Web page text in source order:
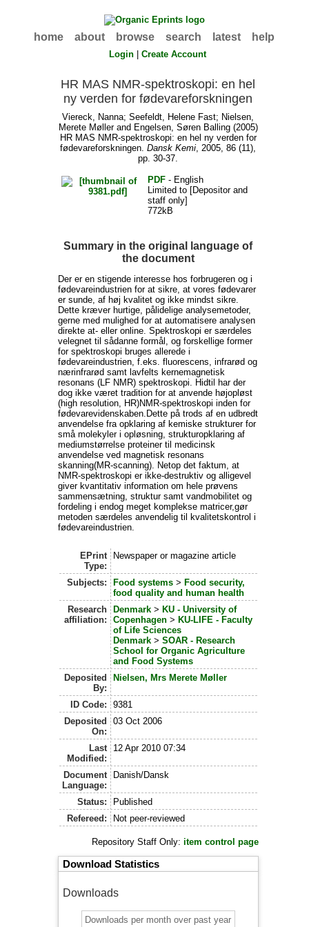
home about browse search latest help
Login |Create Account
HR MAS NMR-spektroskopi: en hel
ny verden for fødevareforskningen
Viereck, Nanna;Seefeldt, Helene Fast; Nielsen,
Merete Møllerand Engelsen, Søren Balling(2005)
HR MAS NMR-spektroskopi: en hel ny verden for
fødevareforskningen.Dansk Kemi, 2005, 86 (11),
pp. 30-37.
PDF- English
Limited to [Depositor and
staff only]
772kB
Summary in the original language of
the document
Der er en stigende interesse hos forbrugeren og i
fødevareindustrien for at sikre, at vores fødevarer
er sunde, af høj kvalitet og ikke mindst sikre.
Dette kræver hurtige, pålidelige analysemetoder,
gerne med mulighed for at automatisere analysen
direkte at- eller online. Spektroskopi er særdeles
velegnet til sådanne formål, og forskellige former
for spektroskopi bruges allerede i
fødevareindustrien, f.eks. fluorescens, infrarød og
nærinfrarød samt lavfelts kernemagnetisk
resonans (LF NMR) spektroskopi. Hidtil har der
dog ikke været tradition for at anvende højopløst
(high resolution, HR)NMR-spektroskopi inden for
fødevarevidenskaben.Dette på trods af en udbredt
anvendelse fra opklaring af kemiske strukturer for
små molekyler i opløsning, strukturopklaring af
mediumstørrelse proteiner til medicinsk
anvendelse ved magnetisk resonans
skanning(MR-scanning). Netop det faktum, at
NMR-spektroskopi er ikke-destruktiv og alligevel
giver kvantitativ information om hele prøvens
sammensætning, struktur samt vandmobilitet og
fordeling i endog meget komplekse matricer,gør
metoden særdeles anvendelig til kvalitetskontrol i
fødevareindustrien.
EPrint
Type:
Newspaper or magazine article
Subjects: Food systems > Food security,
food quality and human health
Research
affiliation:
Denmark > KU - University of
Copenhagen > KU-LIFE - Faculty
of Life Sciences
Denmark >SOAR - Research
School for Organic Agriculture
and Food Systems
Deposited
By:
Nielsen, Mrs Merete Møller
ID Code:
9381
Deposited
On:
03 Oct 2006
Last
Modified:
12 Apr 2010 07:34
Document
Language:
Danish/Dansk
Status:
Published
Refereed:
Not peer-reviewed
Repository Staff Only: item control page
Download Statistics
Downloads
Downloads per month over past year